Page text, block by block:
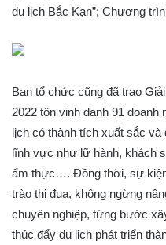
du lịch Bắc Kạn”; Chương
Ban tổ chức cũng đã trao
2022 tôn vinh danh 91 doanh
lịch có thành tích xuất sắc và
lĩnh vực như lữ hành, khách
ẩm thực…. Đồng thời, sự
trào thi đua, không ngừng
chuyên nghiệp, từng bước
thúc đẩy du lịch phát triển